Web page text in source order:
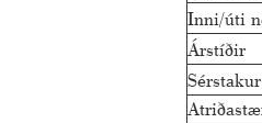
Inni/úti
Árstíðir